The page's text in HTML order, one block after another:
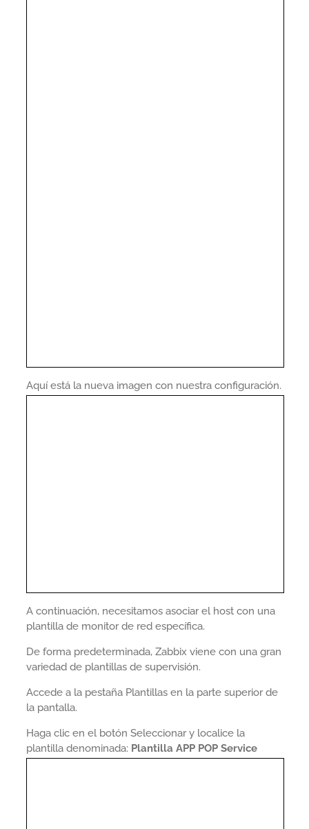
Aquí está la nueva imagen con nuestra configuración.
A continuación, necesitamos asociar el host con una
plantilla de monitor de red específica.
De forma predeterminada, Zabbix viene con una gran
variedad de plantillas de supervisión.
Accede a la pestaña Plantillas en la parte superior de
la pantalla.
Haga clic en el botón Seleccionar y localice la
plantilla denominada: Plantilla APP POP Service